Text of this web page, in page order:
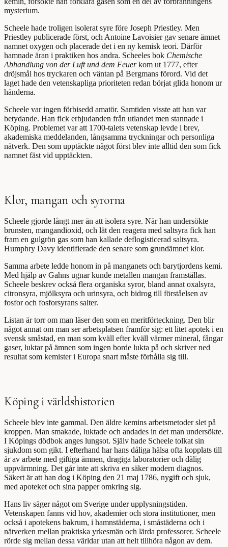
mysterium.
Scheele hade troligen isolerat syre före Joseph Priestley. Men
Priestley publicerade först, och Antoine Lavoisier gav senare ämnet
namnet oxygen och placerade det i en ny kemisk teori. Därför
hamnade äran i praktiken hos andra. Scheeles bok Chemische
Abhandlung von der Luft und dem Feuerkom ut 1777, efter
dröjsmål hos tryckaren och väntan på Bergmans förord. Vid det
laget hade den vetenskapliga prioriteten redan börjat glida honom ur
händerna.
Scheele var ingen förbisedd amatör. Samtiden visste att han var
betydande. Han fick erbjudanden från utlandet men stannade i
Köping. Problemet var att 1700-talets vetenskap levde i brev,
akademiska meddelanden, långsamma tryckningar och personliga
nätverk. Den som upptäckte något först blev inte alltid den som fick
namnet fäst vid upptäckten.
Klor, mangan och syrorna
Scheele gjorde långt mer än att isolera syre. När han undersökte
brunsten, mangandioxid, och lät den reagera med saltsyra fick han
fram en gulgrön gas som han kallade deflogisticerad saltsyra.
Humphry Davy identifierade den senare som grundämnet klor.
Samma arbete ledde honom in på manganets och barytjordens kemi.
Med hjälp av Gahns ugnar kunde metallen mangan framställas.
Scheele beskrev också flera organiska syror, bland annat oxalsyra,
citronsyra, mjölksyra och urinsyra, och bidrog till förståelsen av
fosfor och fosforsyrans salter.
Listan är torr om man läser den som en meritförteckning. Den blir
något annat om man ser arbetsplatsen framför sig: ett litet apotek i en
svensk småstad, en man som kväll efter kväll värmer mineral, fångar
gaser, luktar på ämnen som ingen borde lukta på och skriver ned
resultat som kemister i Europa snart måste förhålla sig till.
Köping i världshistorien
Scheele blev inte gammal. Den äldre kemins arbetsmetoder slet på
kroppen. Man smakade, luktade och andades in det man undersökte.
I Köpings dödbok anges lungsot. Själv hade Scheele tolkat sin
sjukdom som gikt. I efterhand har hans dåliga hälsa ofta kopplats till
år av arbete med giftiga ämnen, dragiga laboratorier och dålig
uppvärmning. Det går inte att skriva en säker modern diagnos.
Säkert är att han dog i Köping den 21 maj 1786, nygift och sjuk,
med apoteket och sina papper omkring sig.
Hans liv säger något om Sverige under upplysningstiden.
Vetenskapen fanns vid hov, akademier och stora institutioner, men
också i apotekens bakrum, i hamnstäderna, i småstäderna och i
nätverken mellan praktiska yrkesmän och lärda professorer. Scheele
rörde sig mellan dessa världar utan att helt tillhöra någon av dem.